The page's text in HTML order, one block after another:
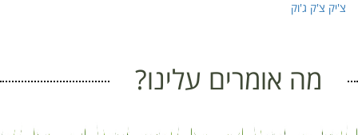
צ'יק צ'ק ג'וק
מה אומרים עלינו?